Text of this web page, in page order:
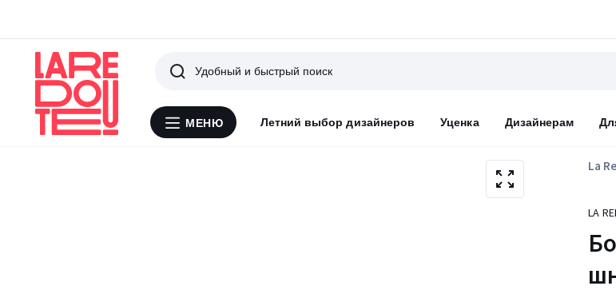
Меню
МЕНЮ Летний выбор дизайнеров Уценка Дизайнерам
Поиск
La
LA